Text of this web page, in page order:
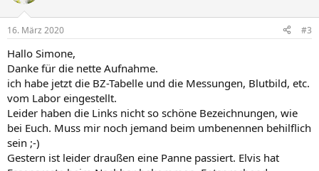
16. März 2020 #3
Hallo Simone,
Danke für die nette Aufnahme.
ich habe jetzt die BZ-Tabelle und die Messungen, Blutbild, etc.
vom Labor eingestellt.
Leider haben die Links nicht so schöne Bezeichnungen, wie
bei Euch. Muss mir noch jemand beim umbenennen behilflich
sein ;-)
Gestern ist leider draußen eine Panne passiert. Elvis hat